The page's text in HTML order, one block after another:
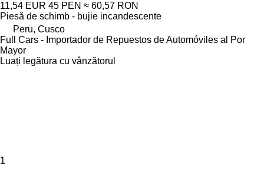
11,54 EUR 45 PEN ≈ 60,57 RON
Piesă de schimb - bujie incandescente
Peru, Cusco
Full Cars - Importador de Repuestos de Automóviles al Por
Mayor
Luați legătura cu vânzătorul
1